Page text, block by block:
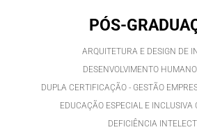
PÓS-
ARQUITETURA E DESIGN DE
DESENVOLVIMENTO
DUPLA CERTIFICAÇÃO - GESTÃO
EDUCAÇÃO ESPECIAL E INCLUSIVA
DEFICIÊNCIA